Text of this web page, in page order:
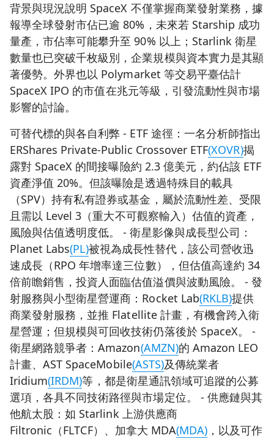
背景與現況說明 SpaceX 不僅掌握商業發射業務，據
報導全球發射市佔已逾 80%，未來若 Starship 成功
量產，市佔率可能攀升至 90% 以上；Starlink 衛星
數量也已突破千枚級別，企業規模與資本實力是其顯
著優勢。外界也以 Polymarket 等交易平臺估計
SpaceX IPO 的市值在兆元等級，引發流動性與市場
影響的討論。
可替代標的與各自利弊 - ETF 途徑：一名分析師指出
ERShares Private-Public Crossover ETF(XOVR)揭
露對 SpaceX 的間接曝險約 2.3 億美元，約佔該 ETF
資產淨值 20%。但該曝險是透過特殊目的載具
（SPV）持有私有證券或基金，屬於流動性差、受限
且需以 Level 3（重大不可觀察輸入）估值的資產，
風險與估值透明度低。 - 衛星影像與成長型公司：
Planet Labs(PL)被視為成長性替代，該公司營收迅
速成長（RPO 年增率達三位數），但估值高達約 34
倍前瞻銷售，投資人面臨估值溢價與波動風險。 - 發
射服務與小型衛星營運商：Rocket Lab(RKLB)提供
商業發射服務，並推 Flatellite 計畫，有機會跨入衛
星營運；但規模與可回收技術仍落後於 SpaceX。 -
衛星網路競爭者：Amazon(AMZN)的 Amazon LEO
計畫、AST SpaceMobile(ASTS)及傳統業者
Iridium(IRDM)等，都是衛星通訊領域可追蹤的公募
選項，各具不同技術路徑與市場定位。 - 供應鏈與其
他航太股：如 Starlink 上游供應商
Filtronic（FLTCF）、加拿大 MDA(MDA) ，以及可作